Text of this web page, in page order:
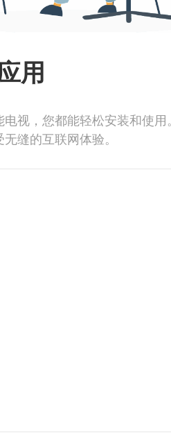
用
视，您都能轻松安装和使用。
缝的互联网体验。